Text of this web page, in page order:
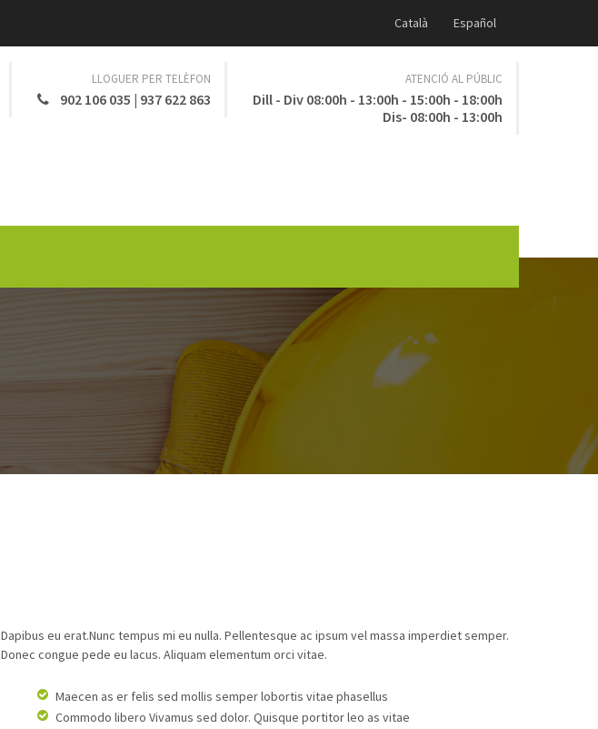
Català Español
LLOGUER PER TELÈFON
902 106 035 | 937 622 863
ATENCIÓ AL PÚBLIC
Dill - Div 08:00h - 13:00h - 15:00h - 18:00h
Dis- 08:00h - 13:00h
Dapibus eu erat.Nunc tempus mi eu nulla. Pellentesque ac ipsum vel massa imperdiet semper.
Donec congue pede eu lacus. Aliquam elementum orci vitae.
Maecen as er felis sed mollis semper lobortis vitae phasellus
Commodo libero Vivamus sed dolor. Quisque portitor leo as vitae